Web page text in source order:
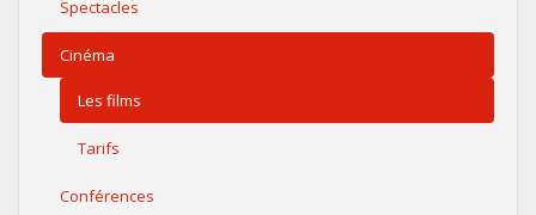
Spectacles
Cinéma
Les films
Tarifs
Conférences